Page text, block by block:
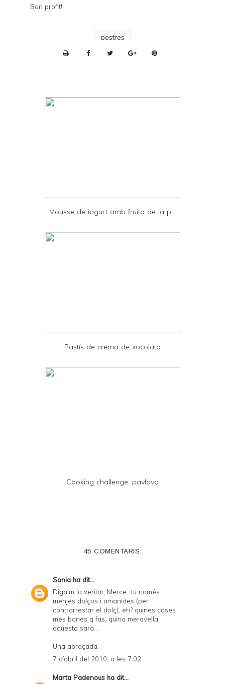
Bon profit!
postres
n
d
Mousse de iogurt amb fruita de la p...
Pastís de crema de xocolata
Cooking challenge: pavlova
45 COMENTARIS:
Sonia ha dit...
Diga'm la veritat, Merce...tu només
menjes dolços i amanides (per
contrarrestar el dolç), eh? quines coses
mes bones q fas, quina meravella
aquesta sara....
Una abraçada,
7 d’abril del 2010, a les 7:02
Marta Padenous ha dit...